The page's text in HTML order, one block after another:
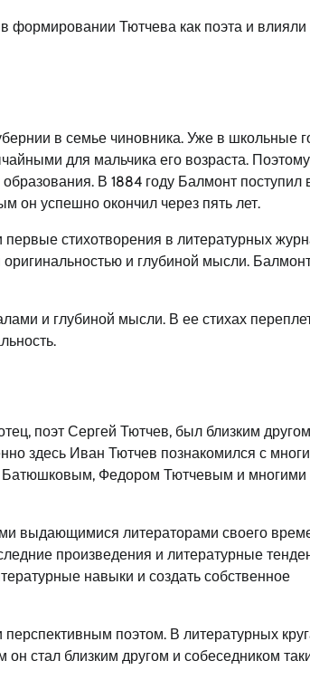
формировании Тютчева как поэта и влияли
в семье чиновника. Уже в школьные
для мальчика его возраста.
В 1884 году Балмонт поступил
он успешно окончил через пять лет.
стихотворения в литературных
и глубиной мысли.
и глубиной мысли. В ее стихах
поэт Сергей Тютчев, был близким другом
здесь Иван Тютчев познакомился с
Батюшковым, Федором Тютчевым и многими
выдающимися литераторами своего
произведения и литературные
навыки и создать собственное
поэтом. В литературных
стал близким другом и собеседником